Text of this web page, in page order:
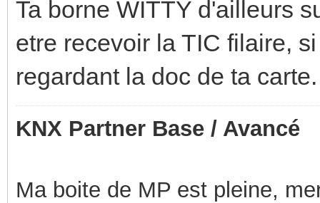
Ta borne WITTY d'ailleurs
etre recevoir la TIC filaire,
regardant la doc de ta carte.
KNX Partner Base / Avancé
Ma boite de MP est pleine,